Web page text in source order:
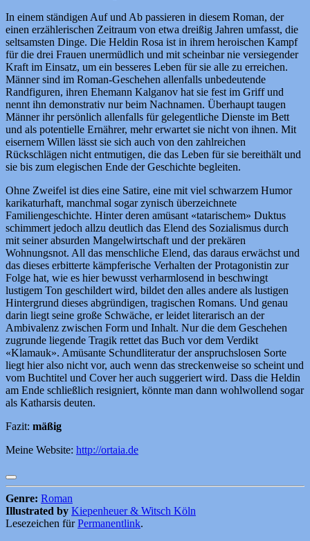
In einem ständigen Auf und Ab passieren in diesem Roman, der
einen erzählerischen Zeitraum von etwa dreißig Jahren umfasst, die
seltsamsten Dinge. Die Heldin Rosa ist in ihrem heroischen Kampf
für die drei Frauen unermüdlich und mit scheinbar nie versiegender
Kraft im Einsatz, um ein besseres Leben für sie alle zu erreichen.
Männer sind im Roman-Geschehen allenfalls unbedeutende
Randfiguren, ihren Ehemann Kalganov hat sie fest im Griff und
nennt ihn demonstrativ nur beim Nachnamen. Überhaupt taugen
Männer ihr persönlich allenfalls für gelegentliche Dienste im Bett
und als potentielle Ernährer, mehr erwartet sie nicht von ihnen. Mit
eisernem Willen lässt sie sich auch von den zahlreichen
Rückschlägen nicht entmutigen, die das Leben für sie bereithält und
sie bis zum elegischen Ende der Geschichte begleiten.
Ohne Zweifel ist dies eine Satire, eine mit viel schwarzem Humor
karikaturhaft, manchmal sogar zynisch überzeichnete
Familiengeschichte. Hinter deren amüsant «tatarischem» Duktus
schimmert jedoch allzu deutlich das Elend des Sozialismus durch
mit seiner absurden Mangelwirtschaft und der prekären
Wohnungsnot. All das menschliche Elend, das daraus erwächst und
das dieses erbitterte kämpferische Verhalten der Protagonistin zur
Folge hat, wie es hier bewusst verharmlosend in beschwingt
lustigem Ton geschildert wird, bildet den alles andere als lustigen
Hintergrund dieses abgründigen, tragischen Romans. Und genau
darin liegt seine große Schwäche, er leidet literarisch an der
Ambivalenz zwischen Form und Inhalt. Nur die dem Geschehen
zugrunde liegende Tragik rettet das Buch vor dem Verdikt
«Klamauk». Amüsante Schundliteratur der anspruchslosen Sorte
liegt hier also nicht vor, auch wenn das streckenweise so scheint und
vom Buchtitel und Cover her auch suggeriert wird. Dass die Heldin
am Ende schließlich resigniert, könnte man dann wohlwollend sogar
als Katharsis deuten.
Fazit: mäßig
Meine Website: http://ortaia.de
Genre: Roman
Illustrated by Kiepenheuer & Witsch Köln
Lesezeichen fürPermanentlink.